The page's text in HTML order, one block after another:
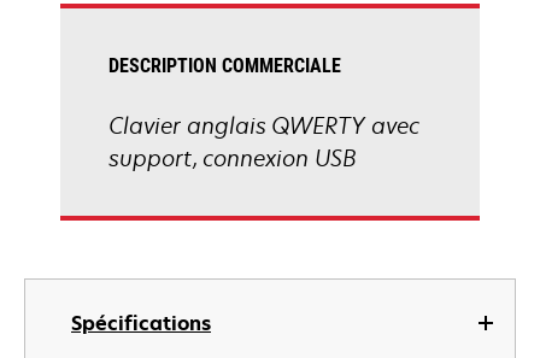
Spécifications
DESCRIPTION COMMERCIALE
Clavier anglais QWERTY avec
support, connexion USB